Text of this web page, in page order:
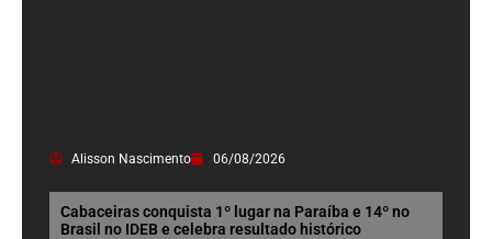
Alisson Nascimento 06/08/2026
Cabaceiras conquista 1º lugar na Paraíba e 14º no
Brasil no IDEB e celebra resultado histórico